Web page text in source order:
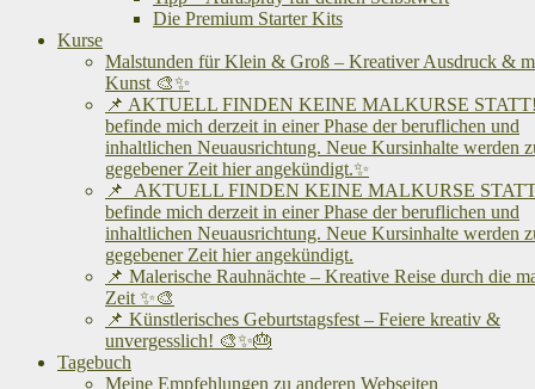
Die Premium Starter Kits
Kurse
Malstunden für Klein & Groß – Kreativer Ausdruck &
Kunst 🎨✨
📌 AKTUELL FINDEN KEINE MALKURSE
befinde mich derzeit in einer Phase der beruflichen und
inhaltlichen Neuausrichtung. Neue Kursinhalte werden
gegebener Zeit hier angekündigt.✨
📌 AKTUELL FINDEN KEINE MALKURSE
befinde mich derzeit in einer Phase der beruflichen und
inhaltlichen Neuausrichtung. Neue Kursinhalte werden
gegebener Zeit hier angekündigt.
📌 Malerische Rauhnächte – Kreative Reise durch die
Zeit ✨🎨
📌 Künstlerisches Geburtstagsfest – Feiere kreativ &
unvergesslich! 🎨✨🎂
Tagebuch
Meine Empfehlungen zu anderen Webseiten